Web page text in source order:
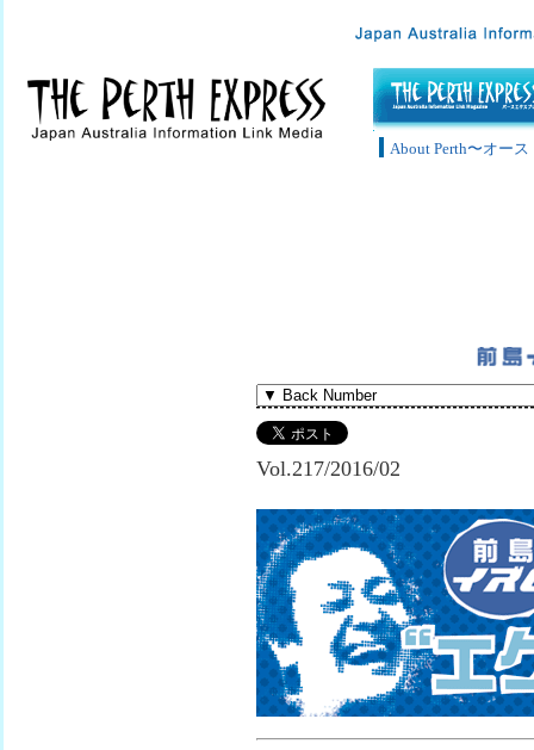
About Perth〜オー
Vol.217/2016/02